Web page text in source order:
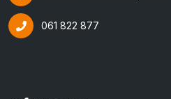
061 822 877